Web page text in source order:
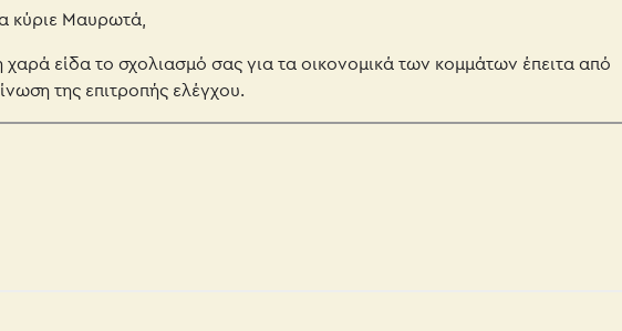
κύριε Μαυρωτά,
χαρά είδα το σχολιασμό σας για τα οικονομικά των κομμάτων έπειτα από
της επιτροπής ελέγχου.